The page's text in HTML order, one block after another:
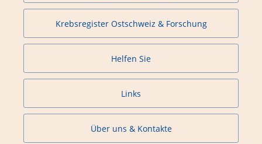
Krebsregister Ostschweiz & Forschung
Helfen Sie
Links
Über uns & Kontakte